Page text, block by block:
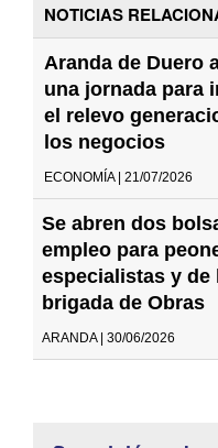
NOTICIAS
Aranda de Duero
una jornada para
el relevo
los negocios
ECONOMÍA | 21/07/2026
Se abren dos
empleo para
especialistas y de
brigada de Obras
ARANDA | 30/06/2026